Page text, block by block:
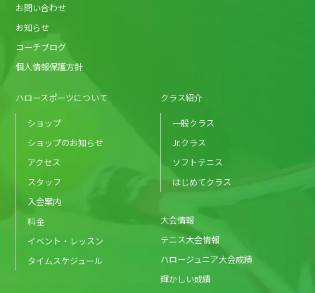
お問い合わせ
お知らせ
コーチブログ
個人情報保護方針
ハロースポーツについて
ショップ
ショップのお知らせ
アクセス
スタッフ
入会案内
料金
イベント・レッスン
タイムスケジュール
クラス紹介
一般クラス
Jr.クラス
ソフトテニス
はじめてクラス
大会情報
テニス大会情報
ハロージュニア大会成績
輝かしい成績